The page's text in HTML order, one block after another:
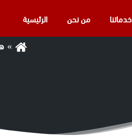
خدماتنا من نحن الرئيسيةالوسم: هل